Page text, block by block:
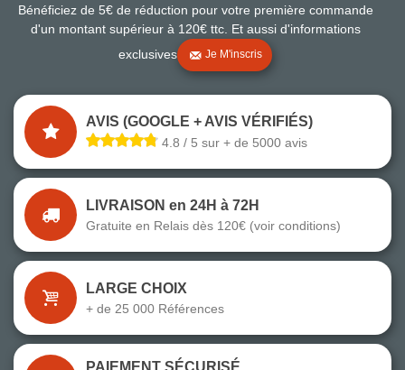
Bénéficiez de 5€ de réduction pour votre première commande
d'un montant supérieur à 120€ ttc. Et aussi d'informations
exclusives
Je M'inscris
AVIS (GOOGLE + AVIS VÉRIFIÉS)
4.8 / 5 sur + de 5000 avis
LIVRAISON en 24H à 72H
Gratuite en Relais dès 120€ (voir conditions)
LARGE CHOIX
+ de 25 000 Références